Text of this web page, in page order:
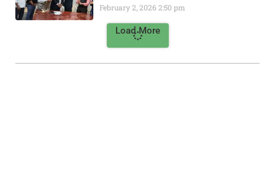
February 2, 20262:50 pm
Load More